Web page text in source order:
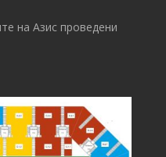
на Азис проведени